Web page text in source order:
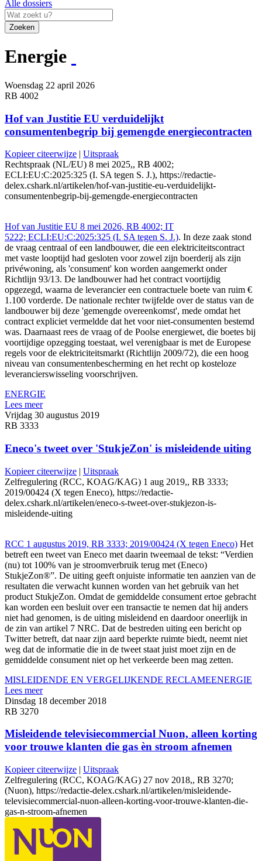
Alle dossiers
Zoeken
Energie
Woensdag 22 april 2026
RB 4002
Hof van Justitie EU verduidelijkt
consumentenbegrip bij gemengde energiecontracten
Kopieer citeerwijze | Uitspraak
Rechtspraak (NL/EU) 8 mei 2025,, RB 4002;
ECLI:EU:C:2025:325 (I. SA tegen S. J.), https://redactie-
delex.cshark.nl/artikelen/hof-van-justitie-eu-verduidelijkt-
consumentenbegrip-bij-gemengde-energiecontracten
Hof van Justitie EU 8 mei 2026, RB 4002; IT
5222; ECLI:EU:C:2025:325 (I. SA tegen S. J.). In deze zaak stond
de vraag centraal of een landbouwer, die een elektriciteitscontract
met vaste looptijd had gesloten voor zowel zijn boerderij als zijn
privéwoning, als 'consument' kon worden aangemerkt onder
Richtlijn 93/13. De landbouwer had het contract voortijdig
opgezegd, waarna de leverancier een contractuele boete van ruim €
1.100 vorderde. De nationale rechter twijfelde over de status van de
landbouwer bij deze 'gemengde overeenkomst', mede omdat het
contract expliciet vermeldde dat het voor niet-consumenten bestemd
was. Daarnaast rees de vraag of de Poolse energiewet, die boetes bij
voortijdige opzegging toestaat, wel verenigbaar is met de Europese
regels voor de elektriciteitsmarkt (Richtlijn 2009/72), die een hoog
niveau van consumentenbescherming en het recht op kosteloze
leverancierswisseling voorschrijven.
ENERGIE
Lees meer
Vrijdag 30 augustus 2019
RB 3333
Eneco's tweet over 'StukjeZon' is misleidende uiting
Kopieer citeerwijze | Uitspraak
Zelfregulering (RCC, KOAG/KAG) 1 aug 2019,, RB 3333;
2019/00424 (X tegen Eneco), https://redactie-
delex.cshark.nl/artikelen/eneco-s-tweet-over-stukjezon-is-
misleidende-uiting
RCC 1 augustus 2019, RB 3333; 2019/00424 (X tegen Eneco) Het
betreft een tweet van Eneco met daarin tweemaal de tekst: “Verdien
(nu) tot 100% van je stroomverbruik terug met (Eneco)
StukjeZon®”. De uiting geeft onjuiste informatie ten aanzien van de
resultaten die verwacht kunnen worden van het gebruik van het
product StukjeZon. Omdat de gemiddelde consument ertoe gebracht
kan worden een besluit over een transactie te nemen dat hij anders
niet had genomen, is de uiting misleidend en daardoor oneerlijk in
de zin van artikel 7 NRC. Dat de bestreden uiting een bericht op
Twitter betreft, dat naar zijn aard beperkte ruimte biedt, neemt niet
weg dat de informatie die in de tweet staat juist moet zijn en de
gemiddelde consument niet op het verkeerde been mag zetten.
MISLEIDENDE EN VERGELIJKENDE RECLAMEENERGIE
Lees meer
Dinsdag 18 december 2018
RB 3270
Misleidende televisiecommercial Nuon, alleen korting
voor trouwe klanten die gas èn stroom afnemen
Kopieer citeerwijze | Uitspraak
Zelfregulering (RCC, KOAG/KAG) 27 nov 2018,, RB 3270;
(Nuon), https://redactie-delex.cshark.nl/artikelen/misleidende-
televisiecommercial-nuon-alleen-korting-voor-trouwe-klanten-die-
gas-n-stroom-afnemen